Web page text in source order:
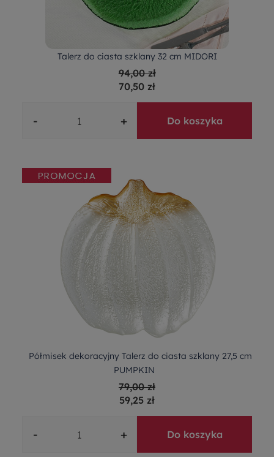
Talerz do ciasta szklany 32 cm MIDORI
94,00 zł
70,50 zł
- + Do koszyka
Półmisek dekoracyjny Talerz do ciasta szklany 27,5 cm
PUMPKIN
79,00 zł
59,25 zł
- + Do koszyka